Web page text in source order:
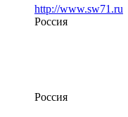
http://www.sw71.ru
Россия
Россия